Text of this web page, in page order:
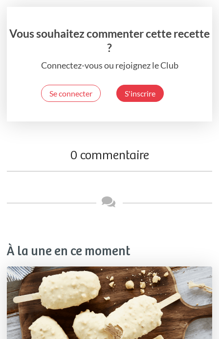
Vous souhaitez commenter cette recette
?
Connectez-vous ou rejoignez le Club
Se connecter S'inscrire
0 commentaire
À la une en ce moment